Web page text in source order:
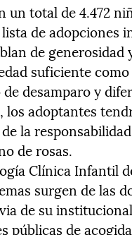
un total de 4.472
de adopciones
de generosidad
suficiente
desamparo y
adoptantes
la
de rosas.
Clínica Infantil
surgen de las
de su
de